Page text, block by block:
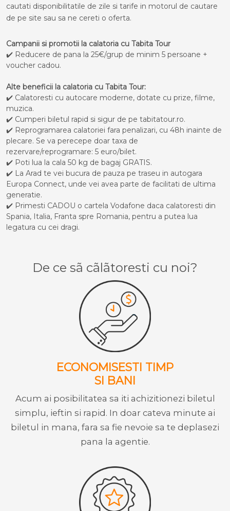
cautati disponibilitatile de zile si tarife in motorul de cautare
de pe site sau sa ne cereti o oferta.
Campanii si promotii la calatoria cu Tabita Tour
✔️ Reducere de pana la 25€/grup de minim 5 persoane +
voucher cadou.
Alte beneficii la calatoria cu Tabita Tour:
✔️ Calatoresti cu autocare moderne, dotate cu prize, filme,
muzica.
✔️ Cumperi biletul rapid si sigur de pe tabitatour.ro.
✔️ Reprogramarea calatoriei fara penalizari, cu 48h inainte de
plecare. Se va perecepe doar taxa de
rezervare/reprogramare: 5 euro/bilet.
✔️ Poti lua la cala 50 kg de bagaj GRATIS.
✔️ La Arad te vei bucura de pauza pe traseu in autogara
Europa Connect, unde vei avea parte de facilitati de ultima
generatie.
✔️ Primesti CADOU o cartela Vodafone daca calatoresti din
Spania, Italia, Franta spre Romania, pentru a putea lua
legatura cu cei dragi.
De ce sã cãlãtoresti cu noi?
ECONOMISESTI TIMP
SI BANI
Acum ai posibilitatea sa iti achizitionezi biletul
simplu, ieftin si rapid. In doar cateva minute ai
biletul in mana, fara sa fie nevoie sa te deplasezi
pana la agentie.